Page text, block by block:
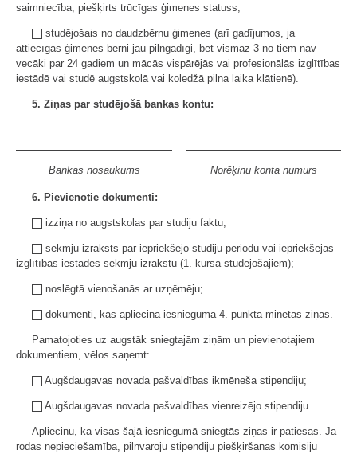
saimniecība, piešķirts trūcīgas ģimenes statuss;
studējošais no daudzbērnu ģimenes (arī gadījumos, ja
attiecīgās ģimenes bērni jau pilngadīgi, bet vismaz 3 no tiem nav
vecāki par 24 gadiem un mācās vispārējās vai profesionālās izglītības
iestādē vai studē augstskolā vai koledžā pilna laika klātienē).
5. Ziņas par studējošā bankas kontu:
Bankas nosaukums Norēķinu konta numurs
6. Pievienotie dokumenti:
izziņa no augstskolas par studiju faktu;
sekmju izraksts par iepriekšējo studiju periodu vai iepriekšējās
izglītības iestādes sekmju izrakstu (1. kursa studējošajiem);
noslēgtā vienošanās ar uzņēmēju;
dokumenti, kas apliecina iesnieguma 4. punktā minētās ziņas.
Pamatojoties uz augstāk sniegtajām ziņām un pievienotajiem
dokumentiem, vēlos saņemt:
Augšdaugavas novada pašvaldības ikmēneša stipendiju;
Augšdaugavas novada pašvaldības vienreizējo stipendiju.
Apliecinu, ka visas šajā iesniegumā sniegtās ziņas ir patiesas. Ja
rodas nepieciešamība, pilnvaroju stipendiju piešķiršanas komisiju